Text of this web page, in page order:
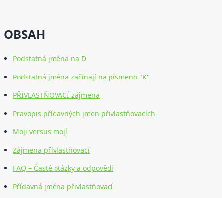
OBSAH
Podstatná jména na D
Podstatná jména začínají na písmeno "K"
PŘIVLASTŇOVACÍ zájmena
Pravopis přídavných jmen přivlastňovacích
Moji versus mojí
Zájmena přivlastňovací
FAQ – Časté otázky a odpovědi
Přídavná jména přivlastňovací